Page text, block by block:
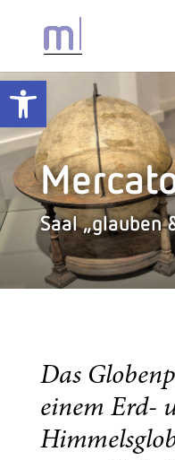
Werkzeugleiste öffnen
Saal „glauben
Das
einem Erd-